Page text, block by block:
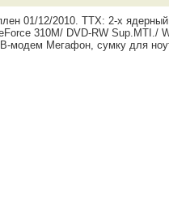
01/12/2010. ТТХ: 2-х
310M/ DVD-RW Sup.MTI./
модем Мегафон, сумку для